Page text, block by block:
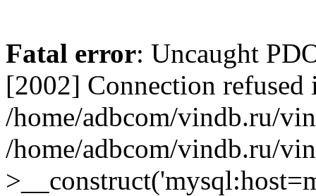
Fatal error: Uncaught
[2002] Connection refused
/home/adbcom/vindb.ru/
/home/adbcom/vindb.ru/